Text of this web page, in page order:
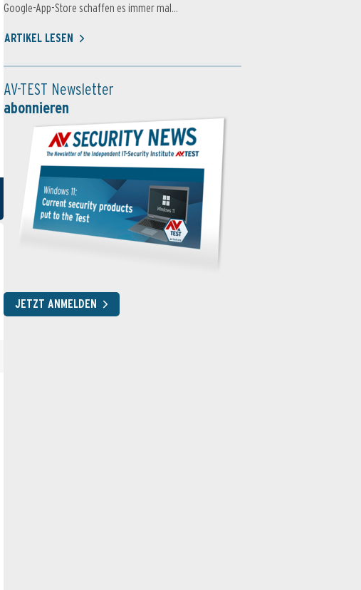
Google-App-Store schaffen es immer mal...
ARTIKEL LESEN
AV-TEST Newsletter
abonnieren
JETZT ANMELDEN